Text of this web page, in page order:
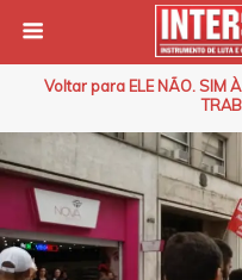
Voltar para ELE NÃO. SIM